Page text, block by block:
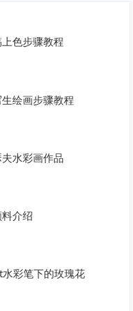
色步骤教程
绘画步骤教程
水彩画作品
介绍
彩笔下的玫瑰花